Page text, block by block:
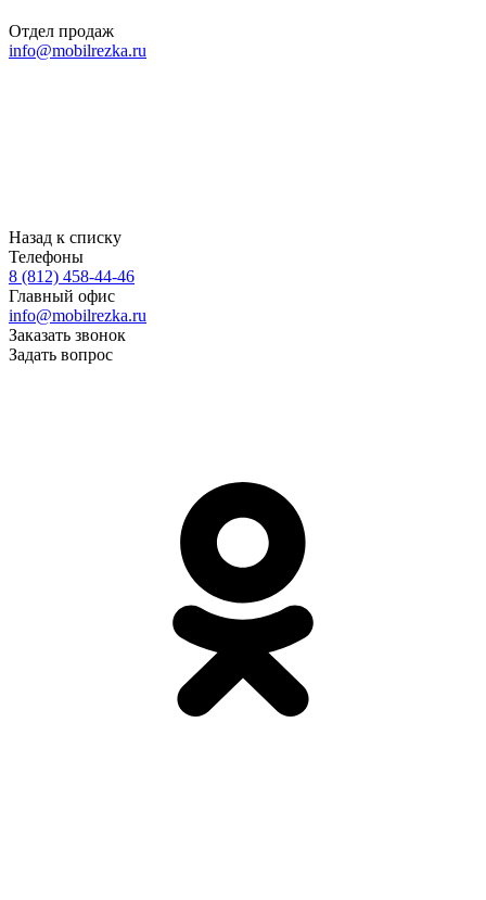
Отдел продаж
info@mobilrezka.ru
Назад к списку
Телефоны
8 (812) 458-44-46
Главный офис
info@mobilrezka.ru
Заказать звонок
Задать вопрос